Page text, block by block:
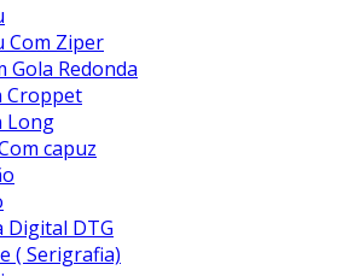
Com Ziper
Gola Redonda
Croppet
Long
capuz
Digital DTG
( Serigrafia)